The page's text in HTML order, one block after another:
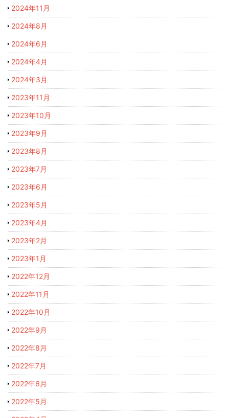
2024年11月
2024年8月
2024年6月
2024年4月
2024年3月
2023年11月
2023年10月
2023年9月
2023年8月
2023年7月
2023年6月
2023年5月
2023年4月
2023年2月
2023年1月
2022年12月
2022年11月
2022年10月
2022年9月
2022年8月
2022年7月
2022年6月
2022年5月